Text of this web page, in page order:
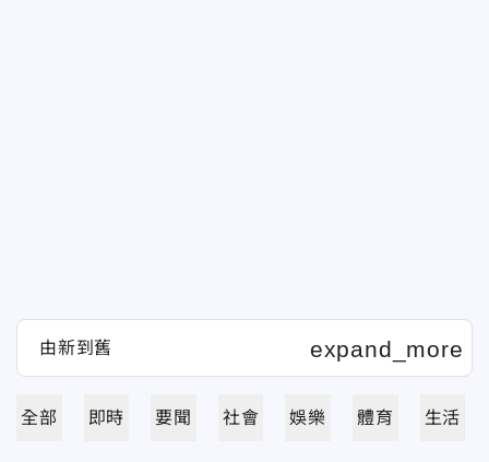
全部 即時 要聞 社會 娛樂 體育 生活